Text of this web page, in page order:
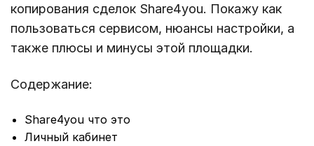
копирования сделок Share4you. Покажу как
пользоваться сервисом, нюансы настройки, а
также плюсы и минусы этой площадки.
Содержание:
Share4you что это
Личный кабинет